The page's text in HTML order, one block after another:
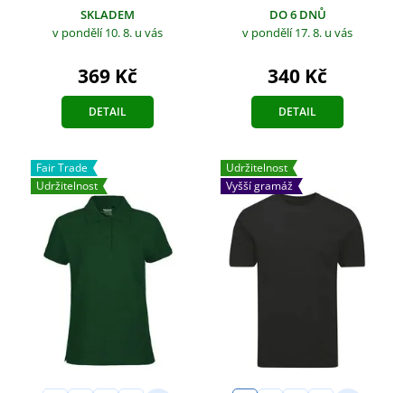
SKLADEM
v pondělí 10. 8. u vás
369 Kč
DETAIL
DO 6 DNŮ
v pondělí 17. 8. u vás
340 Kč
DETAIL
Fair Trade
Udržitelnost
Udržitelnost
Vyšší gramáž